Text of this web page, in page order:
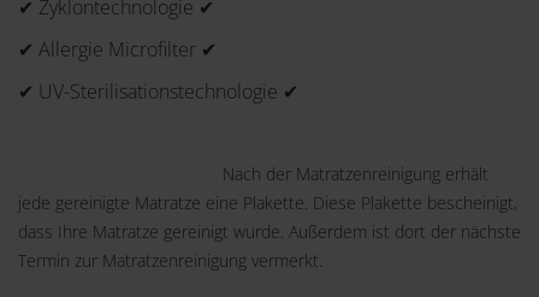
✔ Zyklontechnologie ✔
✔ Allergie Microfilter ✔
✔ UV-Sterilisationstechnologie ✔
Nach der Matratzenreinigung erhält
jede gereinigte Matratze eine Plakette. Diese Plakette bescheinigt,
dass Ihre Matratze gereinigt wurde. Außerdem ist dort der nächste
Termin zur Matratzenreinigung vermerkt.